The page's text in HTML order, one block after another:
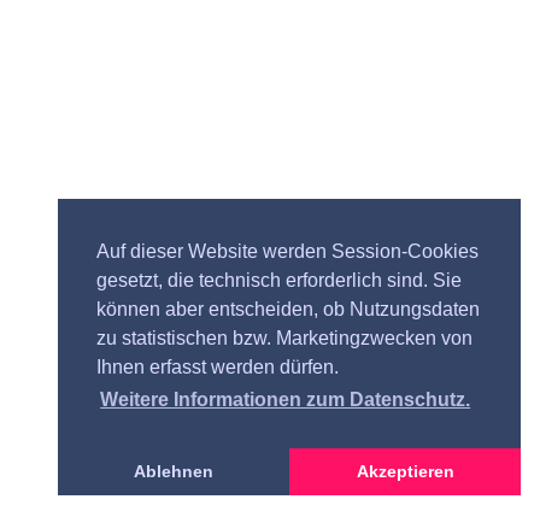
Auf dieser Website werden Session-Cookies
gesetzt, die technisch erforderlich sind. Sie
können aber entscheiden, ob Nutzungsdaten
zu statistischen bzw. Marketingzwecken von
Ihnen erfasst werden dürfen.
Weitere Informationen zum Datenschutz.
Ablehnen Akzeptieren